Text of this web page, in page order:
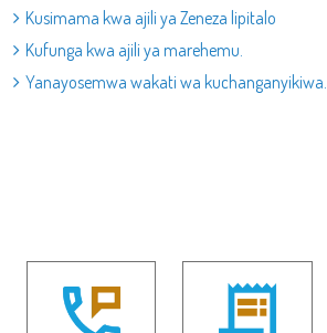
Kusimama kwa ajili ya Zeneza lipitalo
Kufunga kwa ajili ya marehemu.
Yanayosemwa wakati wa kuchanganyikiwa.